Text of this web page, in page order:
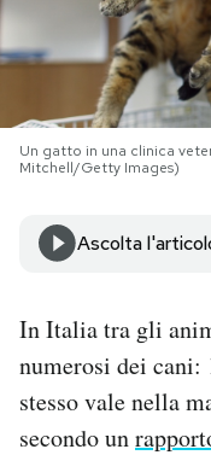
NEWSLETTER
I MIEI PREFERITI
SHOP
Area Personale
Un gatto in una clinica
Mitchell/Getty Images)
Ascolta
In Italia tra gli
numerosi dei
stesso vale nella
secondo un